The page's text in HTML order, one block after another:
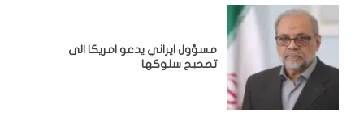
مسؤول ايراني يدعو امريكا الى
تصحيح سلوكها